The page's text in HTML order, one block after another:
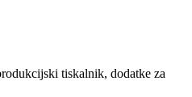
tiskalnik, dodatke za